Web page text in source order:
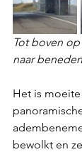
Tot boven
naar
Het is
bewolkt en